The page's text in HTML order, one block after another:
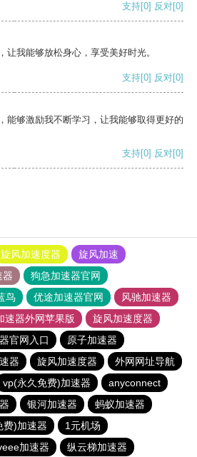
支持[0] 反对[0]
让我能够放松身心，享受美好时光。
支持[0] 反对[0]
能够激励我不断学习，让我能够取得更好的
支持[0] 反对[0]
旋风加速度器
旋风加速
器
狗急加速器官网
鸟 优途加速器官网
风驰加速器
速器外网苹果版
旋风加速度器
官网入口
原子加速器
器 旋风加速度器
外网网址导航
vp(永久免费)加速器
anyconnect
银河加速器
蚂蚁加速器
费)加速器
1元机场
加速器 纵云梯加速器